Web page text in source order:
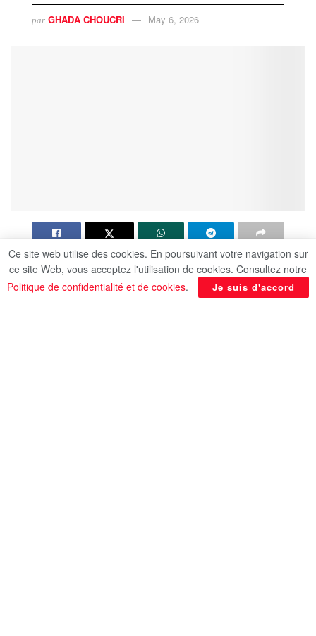
par GHADA CHOUCRI May 6, 2026
Le président égyptien, Abdel Fattah al-Sissi, a
reçu ce mercredi une délégation de haut niveau
Ce site web utilise des cookies. En poursuivant votre navigation sur
ce site Web, vous acceptez l'utilisation de cookies. Consultez notre
Politique de confidentialité et de cookies. Je suis d'accord